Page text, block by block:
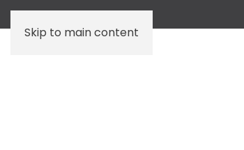
Skip to main content